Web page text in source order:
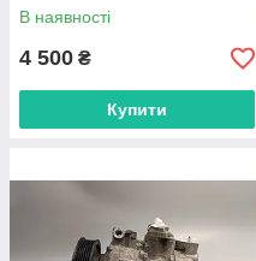
В наявності
4 500 ₴
Купити